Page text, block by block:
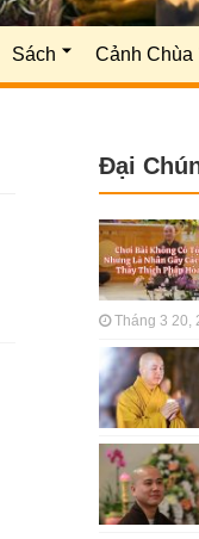
Sách Cảnh Chùa
Đại
Tháng 3 20,